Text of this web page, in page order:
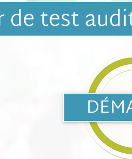
de test